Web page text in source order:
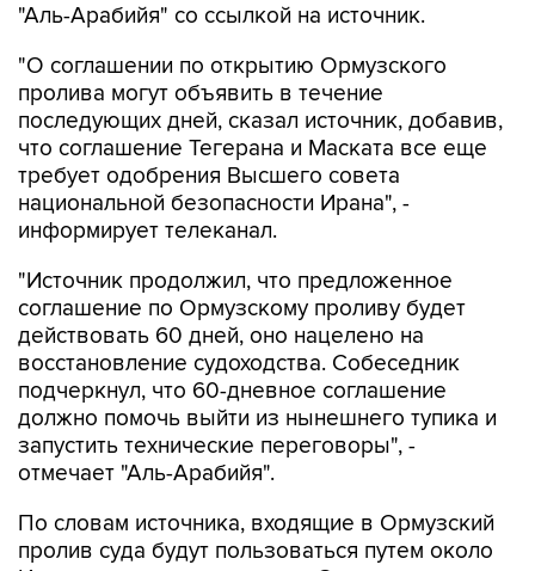
"Аль-Арабийя" со ссылкой на источник.
"О соглашении по открытию Ормузского
пролива могут объявить в течение
последующих дней, сказал источник, добавив,
что соглашение Тегерана и Маската все еще
требует одобрения Высшего совета
национальной безопасности Ирана", -
информирует телеканал.
"Источник продолжил, что предложенное
соглашение по Ормузскому проливу будет
действовать 60 дней, оно нацелено на
восстановление судоходства. Собеседник
подчеркнул, что 60-дневное соглашение
должно помочь выйти из нынешнего тупика и
запустить технические переговоры", -
отмечает "Аль-Арабийя".
По словам источника, входящие в Ормузский
пролив суда будут пользоваться путем около